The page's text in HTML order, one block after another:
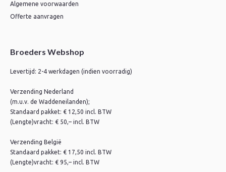
Algemene voorwaarden
Offerte aanvragen
Broeders Webshop
Levertijd: 2-4 werkdagen (indien voorradig)
Verzending Nederland
(m.u.v. de Waddeneilanden);
Standaard pakket: € 12,50 incl. BTW
(Lengte)vracht: € 50,– incl. BTW
Verzending België
Standaard pakket: € 17,50 incl. BTW
(Lengte)vracht: € 95,– incl. BTW